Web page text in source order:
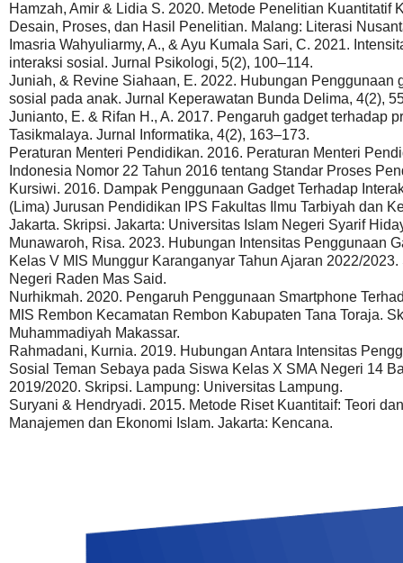
Hamzah, Amir & Lidia S. 2020. Metode Penelitian Kuantitatif
Desain, Proses, dan Hasil Penelitian. Malang: Literasi
Imasria Wahyuliarmy, A., & Ayu Kumala Sari, C. 2021.
interaksi sosial. Jurnal Psikologi, 5(2), 100–114.
Juniah, & Revine Siahaan, E. 2022. Hubungan Penggunaan
sosial pada anak. Jurnal Keperawatan Bunda Delima, 4(2),
Junianto, E. & Rifan H., A. 2017. Pengaruh gadget terhadap
Tasikmalaya. Jurnal Informatika, 4(2), 163–173.
Peraturan Menteri Pendidikan. 2016. Peraturan Menteri
Indonesia Nomor 22 Tahun 2016 tentang Standar Proses
Kursiwi. 2016. Dampak Penggunaan Gadget Terhadap
(Lima) Jurusan Pendidikan IPS Fakultas Ilmu Tarbiyah dan
Jakarta. Skripsi. Jakarta: Universitas Islam Negeri Syarif
Munawaroh, Risa. 2023. Hubungan Intensitas Penggunaan
Kelas V MIS Munggur Karanganyar Tahun Ajaran 2022/
Negeri Raden Mas Said.
Nurhikmah. 2020. Pengaruh Penggunaan Smartphone
MIS Rembon Kecamatan Rembon Kabupaten Tana Toraja.
Muhammadiyah Makassar.
Rahmadani, Kurnia. 2019. Hubungan Antara Intensitas
Sosial Teman Sebaya pada Siswa Kelas X SMA Negeri 14
2019/2020. Skripsi. Lampung: Universitas Lampung.
Suryani & Hendryadi. 2015. Metode Riset Kuantitaif: Teori
Manajemen dan Ekonomi Islam. Jakarta: Kencana.